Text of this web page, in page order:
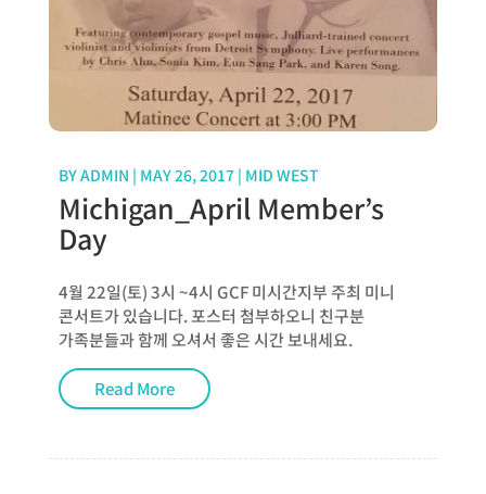
BYADMIN | MAY 26, 2017| MID WEST
Michigan_April Member’s
Day
4월 22일(토) 3시 ~4시 GCF 미시간지부 주최 미니
콘서트가 있습니다. 포스터 첨부하오니 친구분
가족분들과 함께 오셔서 좋은 시간 보내세요.
Read More